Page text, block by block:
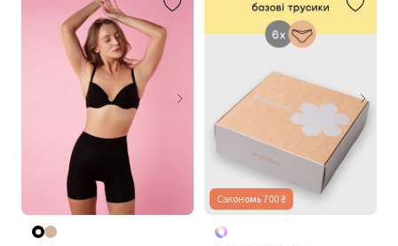
Сэкономь 700 ₴